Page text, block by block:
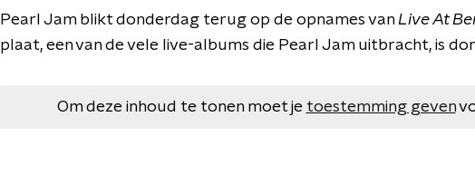
Pearl Jam blikt donderdag terug op de opnames vanLive At
plaat, een van de vele live-albums die Pearl Jam uitbracht, is
Om deze inhoud te tonen moet je toestemming geven